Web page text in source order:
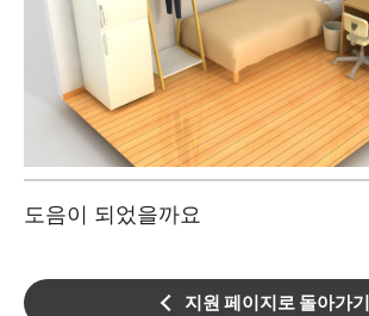
도음이 되었을까요
지원 페이지로 돌아가기